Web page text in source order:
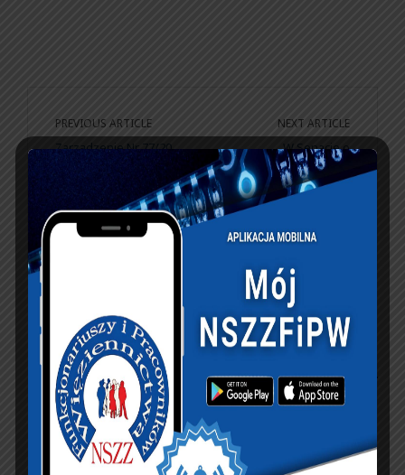
PREVIOUS ARTICLE
Zarządzenie Nr 77/20
Dyrektora
Generalnego SW.
NEXT ARTICLE
W Senacie o
mundurowych L-4 na
kwarantannie i
izolacji. Katalog służb
rozszerzony
KSIĘGA GOŚCI:
Zobacz księgę
dopisz do księgi